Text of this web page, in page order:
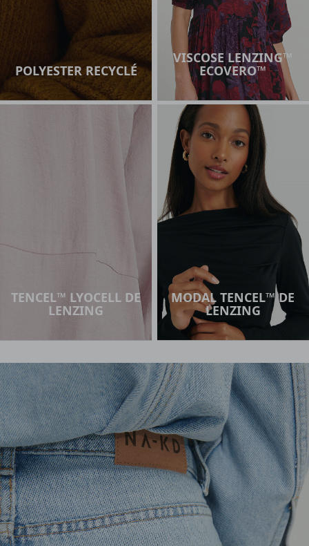
POLYESTER RECYCLÉ
VISCOSE LENZING™
ECOVERO™
TENCEL™ LYOCELL DE
LENZING
MODAL TENCEL™ DE
LENZING